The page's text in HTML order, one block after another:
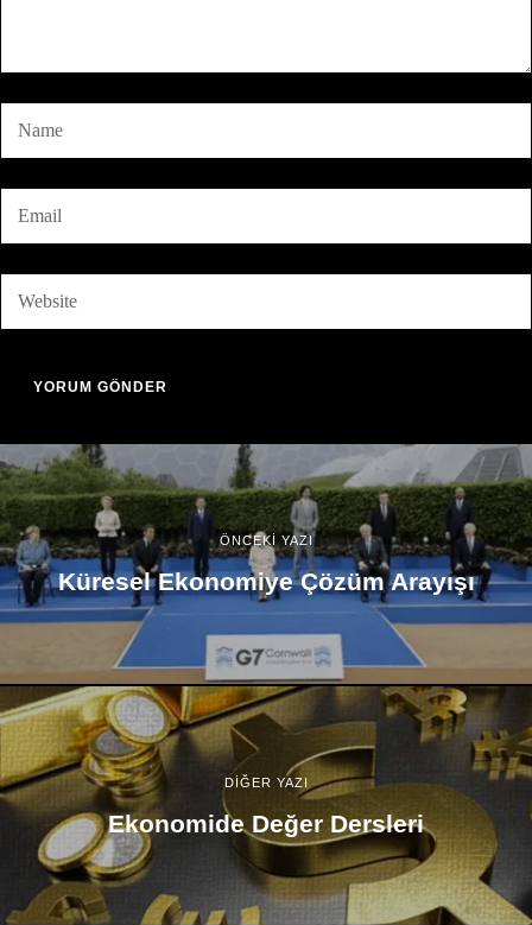
ÖNCEKİ YAZI
Küresel Ekonomiye Çözüm Arayışı
DİĞER YAZI
Ekonomide Değer Dersleri